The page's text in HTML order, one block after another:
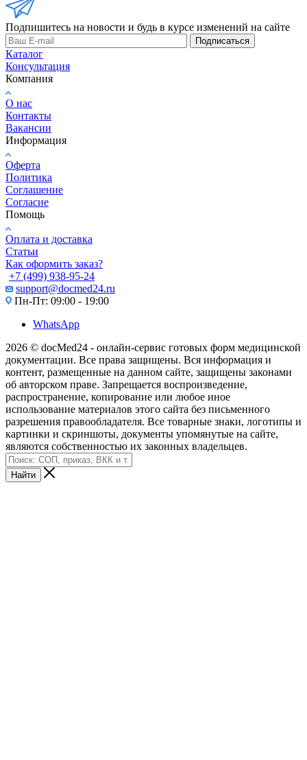
Подпишитесь на новости и будь в курсе изменений на сайте
Подписаться
Каталог
Консультация
Компания
О нас
Контакты
Вакансии
Информация
Оферта
Политика
Соглашение
Согласие
Помощь
Оплата и доставка
Статьи
Как оформить заказ?
+7 (499) 938-95-24
support@docmed24.ru
Пн-Пт: 09:00 - 19:00
WhatsApp
2026 © docMed24 - онлайн-сервис готовых форм медицинской
документации. Все права защищены. Вся информация и
контент, размещенные на данном сайте, защищены законами
об авторском праве. Запрещается воспроизведение,
распространение, копирование или любое иное
использование материалов этого сайта без письменного
разрешения правообладателя. Все товарные знаки, логотипы и
картинки и скриншоты, документы упомянутые на сайте,
являются собственностью их законных владельцев.
Найти